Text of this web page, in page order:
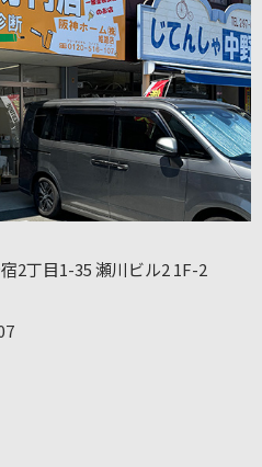
2丁目1-35 瀬川ビル2 1F-2